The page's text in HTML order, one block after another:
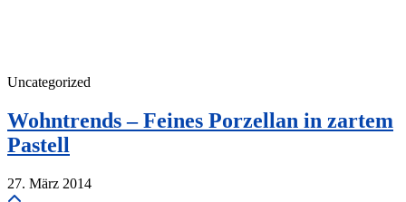
Uncategorized
Wohntrends – Feines Porzellan in zartem
Pastell
27. März 2014